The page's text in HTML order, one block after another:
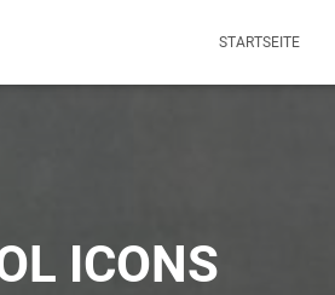
STARTSEITE
ICONS